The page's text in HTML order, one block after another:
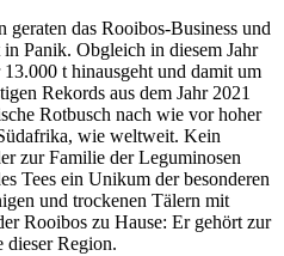
das Rooibos-Busi­ness und
Panik. Obgleich in diesem Jahr
t hinaus­geht und damit um
Rekords aus dem Jahr 2021
Rotbusch nach wie vor hoher
wie welt­weit. Kein
zur Familie der Legu­mi­nosen
Tees ein Unikum der beson­deren
und trockenen Tälern mit
Rooibos zu Hause: Er gehört zur
dieser Region.